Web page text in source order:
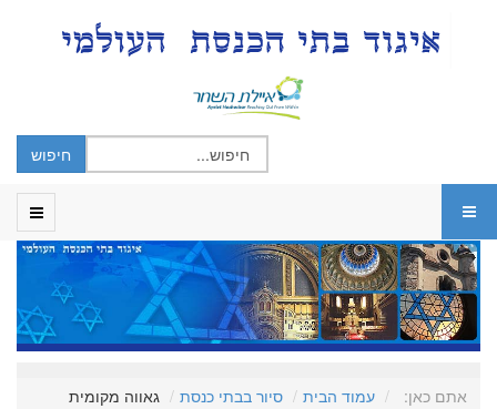
אתם כאן: עמוד הבית סיור בבתי כנסת גאווה מקומית